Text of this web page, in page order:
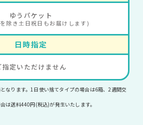
ゆうパケット
除き土日祝日もお届けします)
日時指定
指定いただけません
なります。1日使い捨てタイプの場合は6箱、2週間交
は送料440円(税込)が発生いたします。